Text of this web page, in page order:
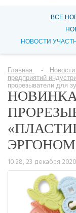
ВСЕ
НОВОСТИ
Главная Новости
предприятий
прорезыватели для
10:28, 23 декабря 2020